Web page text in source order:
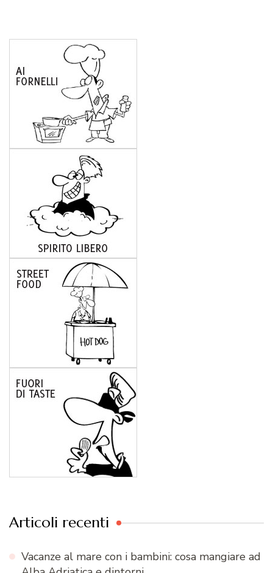
Articoli recenti
Vacanze al mare con i bambini: cosa mangiare ad